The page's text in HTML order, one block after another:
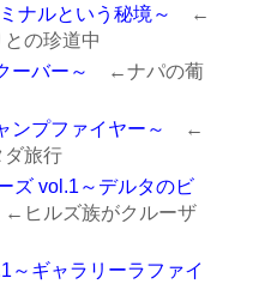
ナルという秘境～
←
の珍道中
ーバー～
←ナパの葡
ンプファイヤー～
←
ダ旅行
ズ vol.1～デルタのビ
ヒルズ族がクルーザ
～ギャラリーラファイ